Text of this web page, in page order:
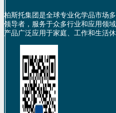
柏斯托集团是全球专业化学品市场
领导者，服务于众多行业和应用领
产品广泛应用于家庭、工作和生活休